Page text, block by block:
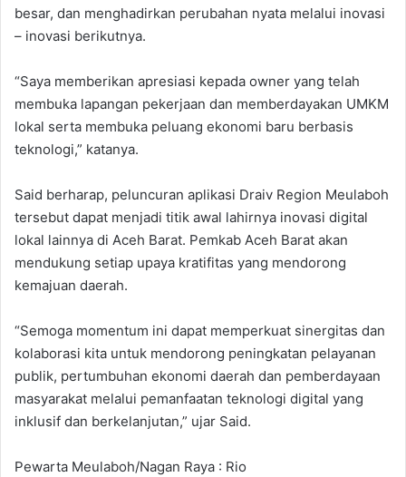
besar, dan menghadirkan perubahan nyata melalui inovasi
– inovasi berikutnya.
“Saya memberikan apresiasi kepada owner yang telah
membuka lapangan pekerjaan dan memberdayakan UMKM
lokal serta membuka peluang ekonomi baru berbasis
teknologi,” katanya.
Said berharap, peluncuran aplikasi Draiv Region Meulaboh
tersebut dapat menjadi titik awal lahirnya inovasi digital
lokal lainnya di Aceh Barat. Pemkab Aceh Barat akan
mendukung setiap upaya kratifitas yang mendorong
kemajuan daerah.
“Semoga momentum ini dapat memperkuat sinergitas dan
kolaborasi kita untuk mendorong peningkatan pelayanan
publik, pertumbuhan ekonomi daerah dan pemberdayaan
masyarakat melalui pemanfaatan teknologi digital yang
inklusif dan berkelanjutan,” ujar Said.
Pewarta Meulaboh/Nagan Raya : Rio